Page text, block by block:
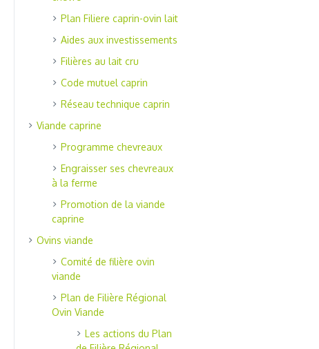
Plan Filiere caprin-ovin lait
Aides aux investissements
Filières au lait cru
Code mutuel caprin
Réseau technique caprin
Viande caprine
Programme chevreaux
Engraisser ses chevreaux
à la ferme
Promotion de la viande
caprine
Ovins viande
Comité de filière ovin
viande
Plan de Filière Régional
Ovin Viande
Les actions du Plan